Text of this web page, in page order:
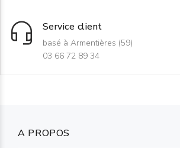
Service client
basé à Armentières (59)
03 66 72 89 34
A PROPOS